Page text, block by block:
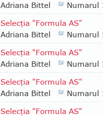
Adriana Bittel
Numarul
Selecţia "Formula AS"
Adriana Bittel
Numarul
Selecţia "Formula AS"
Adriana Bittel
Numarul
Selecţia "Formula AS"
Adriana Bittel
Numarul
Selecţia "Formula AS"